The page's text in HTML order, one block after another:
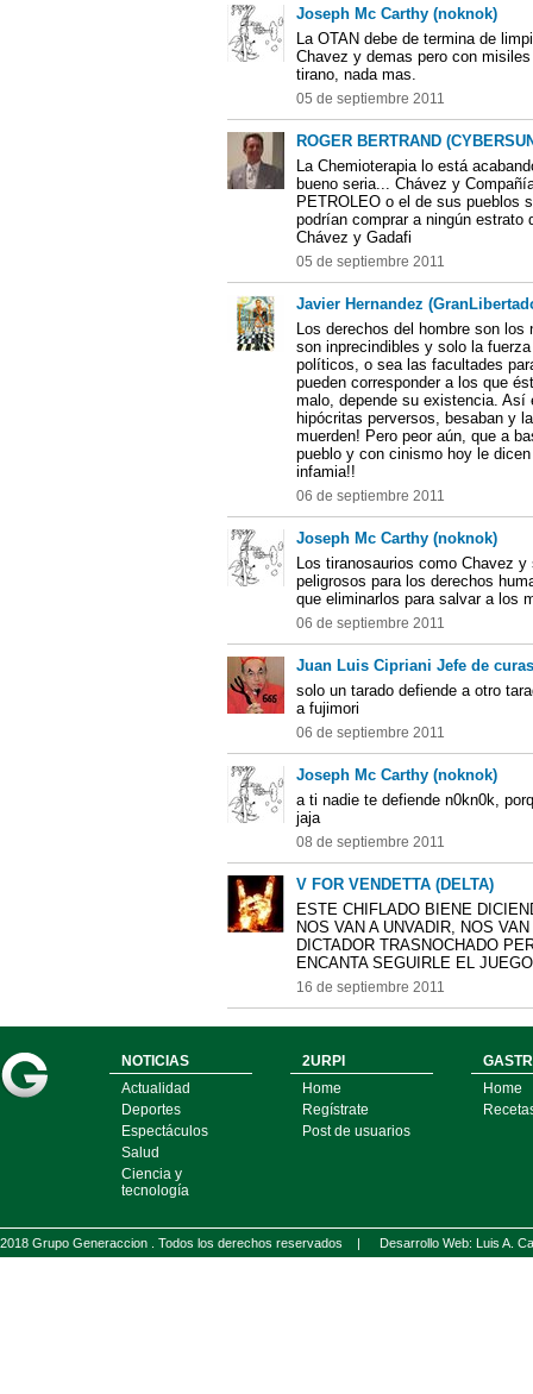
Joseph Mc Carthy (noknok)
La OTAN debe de termina de
Chavez y demas pero con
tirano, nada mas.
05 de septiembre 2011
ROGER BERTRAND
La Chemioterapia lo está
bueno seria... Chávez y
PETROLEO o el de sus pueblos
podrían comprar a ningún
Chávez y Gadafi
05 de septiembre 2011
Javier Hernandez
Los derechos del hombre son
son inprecindibles y solo la
políticos, o sea las facultades
pueden corresponder a los que
malo, depende su existencia.
hipócritas perversos, besaban y
muerden! Pero peor aún, que a
pueblo y con cinismo hoy le
infamia!!
06 de septiembre 2011
Joseph Mc Carthy (noknok)
Los tiranosaurios como Chavez
peligrosos para los derechos
que eliminarlos para salvar a los
06 de septiembre 2011
Juan Luis Cipriani Jefe de
solo un tarado defiende a otro
a fujimori
06 de septiembre 2011
Joseph Mc Carthy (noknok)
a ti nadie te defiende n0kn0k,
jaja
08 de septiembre 2011
V FOR VENDETTA (DELTA)
ESTE CHIFLADO BIENE
NOS VAN A UNVADIR, NOS
DICTADOR TRASNOCHADO
ENCANTA SEGUIRLE EL
16 de septiembre 2011
NOTICIAS
Actualidad
Deportes
Espectáculos
Salud
Ciencia y
tecnología
2URPI
Home
Regístrate
Post de usuarios
Home
2018 Grupo Generaccion . Todos los derechos reservados | Desarrollo Web: Luis